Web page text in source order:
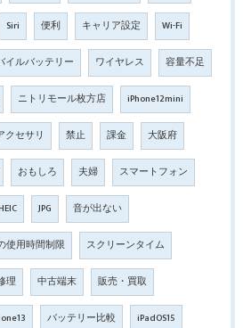
Siri 便利 キャリア設定 Wi-Fi
イルバッテリー ワイヤレス 容量不足
ニトリモール枚方店 iPhone12mini
クセサリ 禁止 課金 大阪府
おもしろ 夫婦 スマートフォン
JPG 音が出ない
使用時間制限 スクリーンタイム
理 中古端末 販売・買取
バッテリー比較 iPadOS15